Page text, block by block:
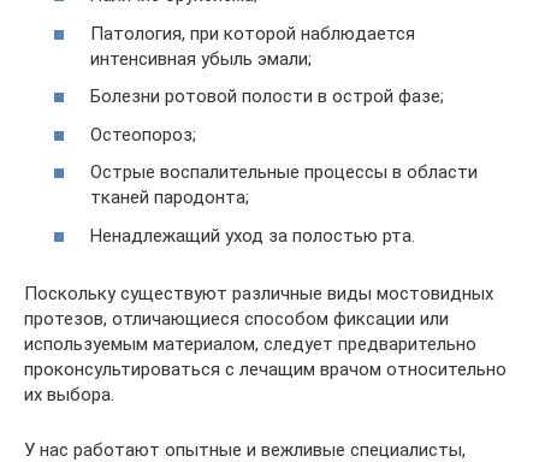
Патология, при которой наблюдается
интенсивная убыль эмали;
Болезни ротовой полости в острой фазе;
Остеопороз;
Острые воспалительные процессы в области
тканей пародонта;
Ненадлежащий уход за полостью рта.
Поскольку существуют различные виды мостовидных
протезов, отличающиеся способом фиксации или
используемым материалом, следует предварительно
проконсультироваться с лечащим врачом относительно
их выбора.
У нас работают опытные и вежливые специалисты,